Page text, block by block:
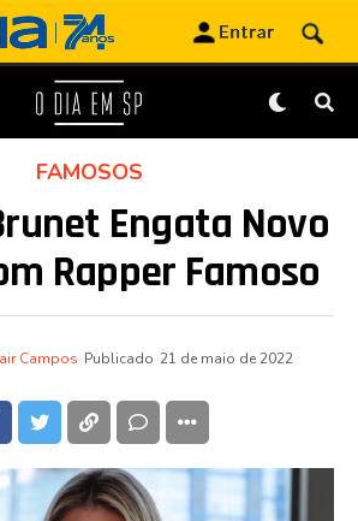
FAMOSOS
Engata Novo
Rapper Famoso
Campos Publicado 21 de maio de 2022